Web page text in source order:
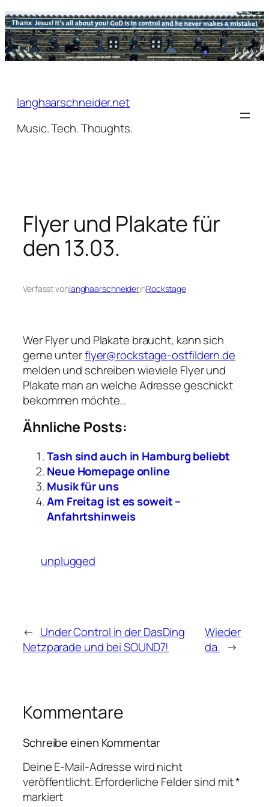
Zum
Inhalt
springen
langhaarschneider.net
Music. Tech. Thoughts.
Flyer und Plakate für
den 13.03.
Verfasst vonlanghaarschneiderinRockstage
Wer Flyer und Plakate braucht, kann sich
gerne unterflyer@rockstage-ostfildern.de
melden und schreiben wieviele Flyer und
Plakate man an welche Adresse geschickt
bekommen möchte…
Ähnliche Posts:
Tash sind auch in Hamburg beliebt
Neue Homepage online
Musik für uns
Am Freitag ist es soweit –
Anfahrtshinweis
unplugged
← Under Control in der DasDing
Netzparade und bei SOUND7!
Wieder
da. →
Kommentare
Schreibe einen Kommentar
Deine E-Mail-Adresse wird nicht
veröffentlicht.Erforderliche Felder sind mit*
markiert